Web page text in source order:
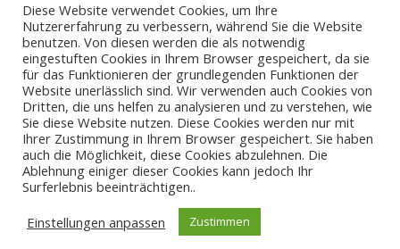
Impressum/Datenschutz
Ashe Theme vonWP Royal
Diese Website verwendet Cookies, um Ihre
Nutzererfahrung zu verbessern, während Sie die Website
benutzen. Von diesen werden die als notwendig
eingestuften Cookies in Ihrem Browser gespeichert, da sie
für das Funktionieren der grundlegenden Funktionen der
Website unerlässlich sind. Wir verwenden auch Cookies von
Dritten, die uns helfen zu analysieren und zu verstehen, wie
Sie diese Website nutzen. Diese Cookies werden nur mit
Ihrer Zustimmung in Ihrem Browser gespeichert. Sie haben
auch die Möglichkeit, diese Cookies abzulehnen. Die
Ablehnung einiger dieser Cookies kann jedoch Ihr
Surferlebnis beeinträchtigen..
Einstellungen anpassen
Zustimmen